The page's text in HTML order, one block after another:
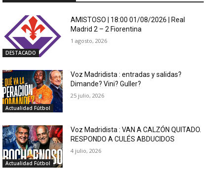
DESTACADO
AMISTOSO | 18:00 01/08/2026 | Real
Madrid 2 – 2 Fiorentina
1 agosto, 2026
Actualidad Fútbol
Voz Madridista : entradas y salidas?
Dimande? Vini? Guller?
25 julio, 2026
Actualidad Fútbol
Voz Madridista : VAN A CALZÓN QUITADO.
RESPONDO A CULÉS ABDUCIDOS
4 julio, 2026